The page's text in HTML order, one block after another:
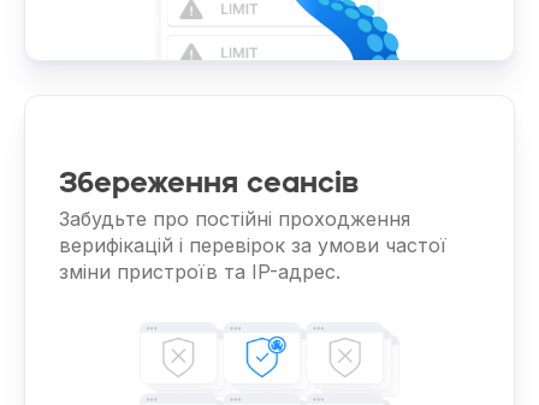
Збереження сеансів
Забудьте про постійні проходження
верифікацій і перевірок за умови частої
зміни пристроїв та IP-адрес.